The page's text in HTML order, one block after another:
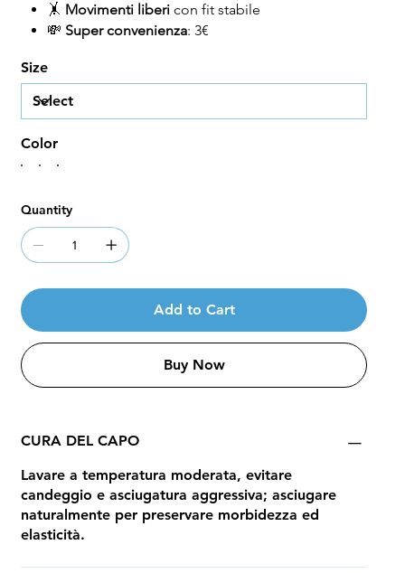
🤸 Movimenti libericon fit stabile
💸 Super convenienza: 3€
Size
Color
Quantity
Add to Cart
Buy Now
CURA DEL CAPO
Lavare a temperatura moderata, evitare
candeggio e asciugatura aggressiva; asciugare
naturalmente per preservare morbidezza ed
elasticità.